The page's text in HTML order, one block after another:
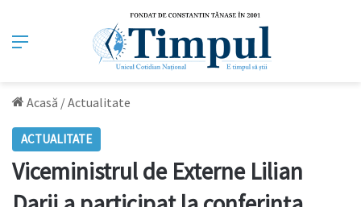
Meniu
Acasă /Actualitate
ACTUALITATE
Viceministrul de Externe Lilian